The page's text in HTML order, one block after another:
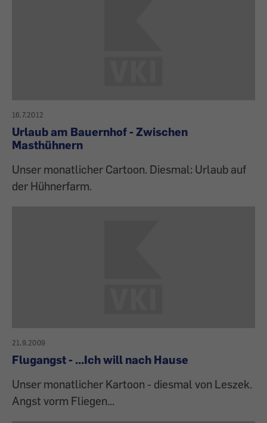
16.7.2012
Urlaub am Bauernhof - Zwischen
Masthühnern
Unser monatlicher Cartoon. Diesmal: Urlaub auf
der Hühnerfarm.
21.9.2009
Flugangst - ...Ich will nach Hause
Unser monatlicher Kartoon - diesmal von Leszek.
Angst vorm Fliegen...